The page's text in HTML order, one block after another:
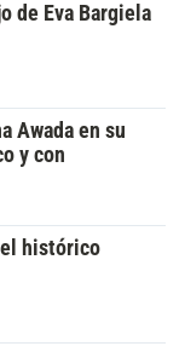
de Eva Bargiela
Awada en su
y con
el histórico